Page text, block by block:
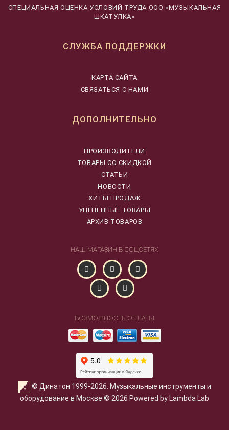
CПЕЦИАЛЬНАЯ ОЦЕНКА УСЛОВИЙ ТРУДА ООО «МУЗЫКАЛЬНАЯ
ШКАТУЛКА»
СЛУЖБА ПОДДЕРЖКИ
КАРТА САЙТА
СВЯЗАТЬСЯ С НАМИ
ДОПОЛНИТЕЛЬНО
ПРОИЗВОДИТЕЛИ
ТОВАРЫ СО СКИДКОЙ
СТАТЬИ
НОВОСТИ
ХИТЫ ПРОДАЖ
УЦЕНЕННЫЕ ТОВАРЫ
АРХИВ ТОВАРОВ
НАШ МАГАЗИН В СОЦСЕТЯХ
ВОЗМОЖНОСТЬ ОПЛАТЫ
© Динатон 1999-2026. Музыкальные инструменты и
оборудование в Москве © 2026 Powered by Lambda Lab